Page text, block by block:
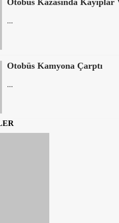
Otobüs Kazasında Kayıplar
...
Otobüs Kamyona Çarptı
...